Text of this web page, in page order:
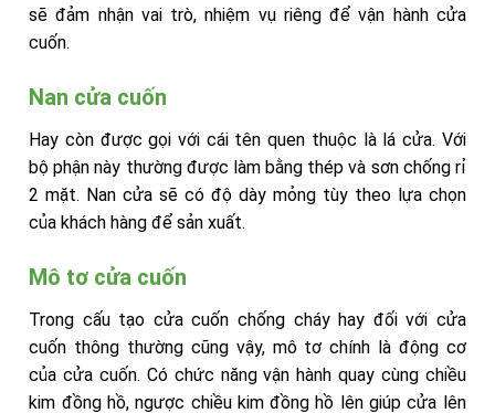
sẽ đảm nhận vai trò, nhiệm vụ riêng để vận hành cửa
cuốn.
Nan cửa cuốn
Hay còn được gọi với cái tên quen thuộc là lá cửa. Với
bộ phận này thường được làm bằng thép và sơn chống rỉ
2 mặt. Nan cửa sẽ có độ dày mỏng tùy theo lựa chọn
của khách hàng để sản xuất.
Mô tơ cửa cuốn
Trong cấu tạo cửa cuốn chống cháy hay đối với cửa
cuốn thông thường cũng vậy, mô tơ chính là động cơ
của cửa cuốn. Có chức năng vận hành quay cùng chiều
kim đồng hồ, ngược chiều kim đồng hồ lên giúp cửa lên